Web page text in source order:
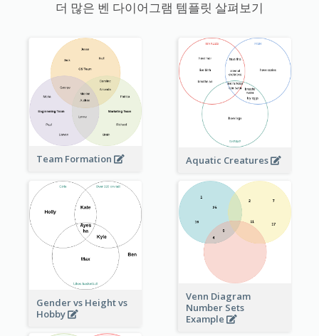
더 많은 벤 다이어그램 템플릿 살펴보기
Team Formation Aquatic Creatures
Gender vs Height vs
Hobby
Venn Diagram
Number Sets
Example